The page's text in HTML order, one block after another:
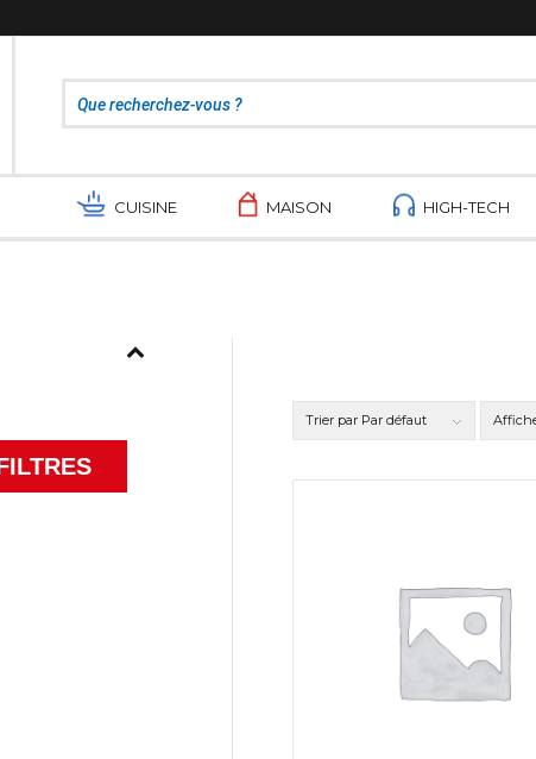
CUISINE MAISON HIGH-TECH
Trier par Par défaut